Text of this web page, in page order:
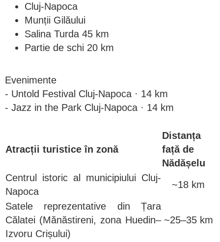
Cluj-Napoca
Munții Gilăului
Salina Turda 45 km
Partie de schi 20 km
Evenimente
- Untold Festival Cluj-Napoca · 14 km
- Jazz in the Park Cluj-Napoca · 14 km
Atracții turistice în zonă
Distanța
față de
Nădășelu
Centrul istoric al municipiului Cluj-
Napoca
~18 km
Satele reprezentative din Țara
Călatei (Mănăstireni, zona Huedin–
Izvoru Crișului)
~25–35 km